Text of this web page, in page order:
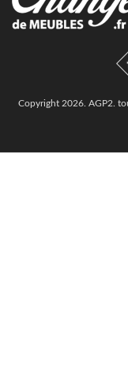
Copyright 2026. AGP2.